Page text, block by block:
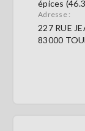
épices
Adresse :
227 RUE
83000